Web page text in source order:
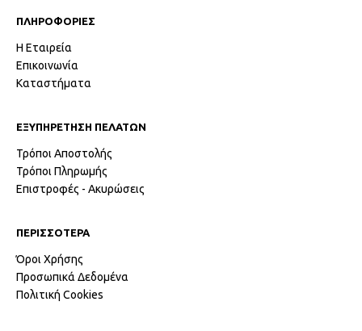
ΠΛΗΡΟΦΟΡΙΕΣ
Η Εταιρεία
Επικοινωνία
Καταστήματα
ΕΞΥΠΗΡΕΤΗΣΗ ΠΕΛΑΤΩΝ
Τρόποι Αποστολής
Τρόποι Πληρωμής
Επιστροφές - Ακυρώσεις
ΠΕΡΙΣΣΟΤΕΡΑ
Όροι Χρήσης
Προσωπικά Δεδομένα
Πολιτική Cookies